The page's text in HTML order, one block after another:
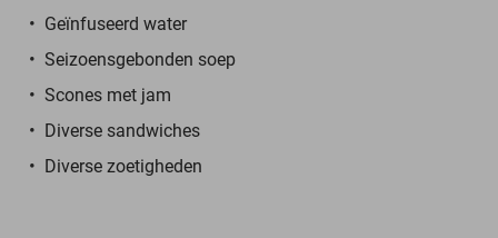
Geïnfuseerd water
Seizoensgebonden soep
Scones met jam
Diverse sandwiches
Diverse zoetigheden